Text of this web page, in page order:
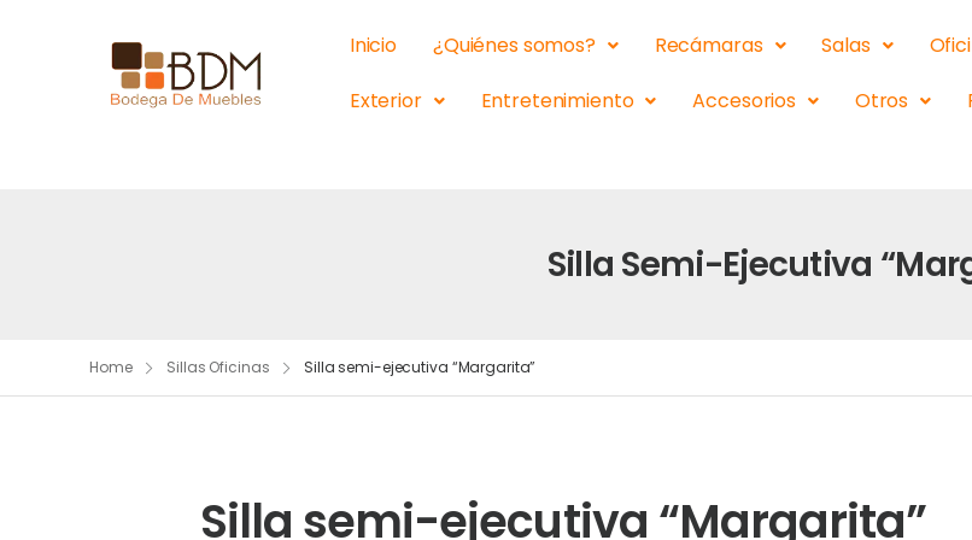
Inicio ¿Quiénes somos? Recámaras Salas
Exterior
Entretenimiento Accesorios Otros
Silla Semi-Ejecutiva
Home Sillas Oficinas Silla semi-ejecutiva “Margarita”
Silla semi-ejecutiva “Margarita”